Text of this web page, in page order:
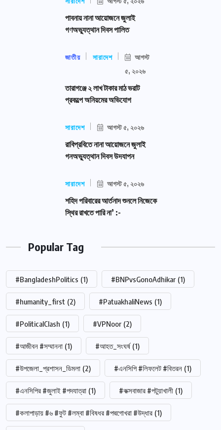
পাবনায় নানা আয়োজনে জুলাই
গণঅভ্যুত্থান দিবস পালিত
জাতীয় সারাদেশ
আগস্ট
৫, ২০২৬
তারাগঞ্জে ২ লাখ টাকার মাঠ ভরাট
প্রকল্পে অনিয়মের অভিযোগ
সারাদেশ আগস্ট ৫, ২০২৬
রাবিপ্রবিতে নানা আয়োজনে জুলাই
গনঅভ্যুত্থান দিবস উদযাপন
সারাদেশ আগস্ট ৫, ২০২৬
শহিদ পরিবারের আর্তনাদ শুনলে নিজেকে
স্থির রাখতে পারি না’ :-
Popular Tag
#BangladeshPolitics (1) #BNPvsGonoAdhikar (1)
#humanity_first (2) #PatuakhaliNews (1)
#PoliticalClash (1) #VPNoor (2)
#আজীবন #সম্মাননা (1) #আহত_সংঘর্ষ (1)
#উপজেলা_প্রশাসন_ডিমলা (2) #এনসিপি #লিফলেট #বিতরন (1)
#এনসিপির #জুলাই #পদযাত্রা (1) #কক্সবাজার #পটুয়াখালী (1)
#কলাপাড়ায় #৬ #ফুট #লম্বা #বিষধর #পদ্মগোখরা #উদ্ধার (1)